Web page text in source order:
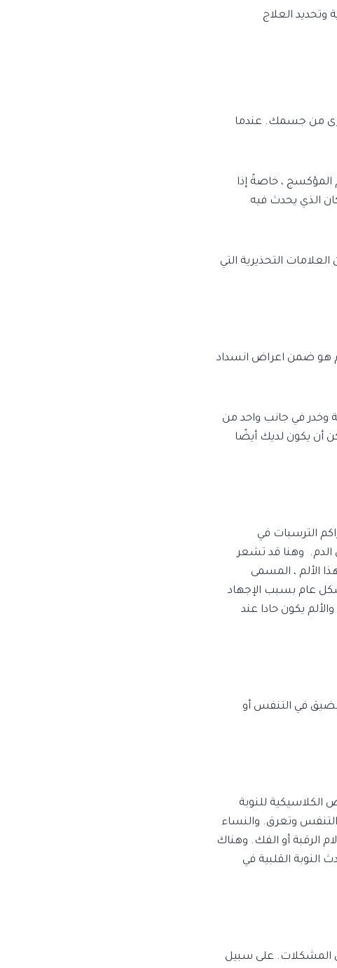
وتحديد العلاج
من جسمك. عندما
، خاصةً إذا
الذي يحدث فيه
التحذيرية التي
هو ضمن اعراض انسداد
وخدر في جانب واحد من
أن يكون لديك أيضًا
الترسبات في
الدم. وهنا قد تشعر
، المسمى
عام بسبب الإجهاد
يكون حادا عند
في التنفس أو
الكلاسيكية للنوبة
وتعرق. والنساء
الرقبة أو الفك. وهناك
النوبة القلبية في
المشكلات. على سبيل